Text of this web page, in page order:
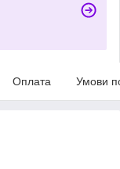
Оплата Умови